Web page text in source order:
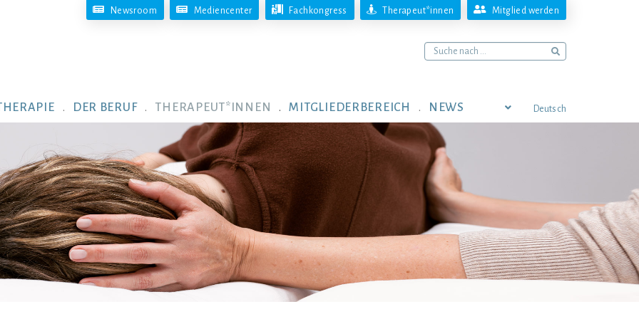
Newsroom Mediencenter Fachkongress Therapeut*innen Mitglied werden
DER BERUF THERAPEUT*INNEN MITGLIEDERBEREICH NEWS Deutsch